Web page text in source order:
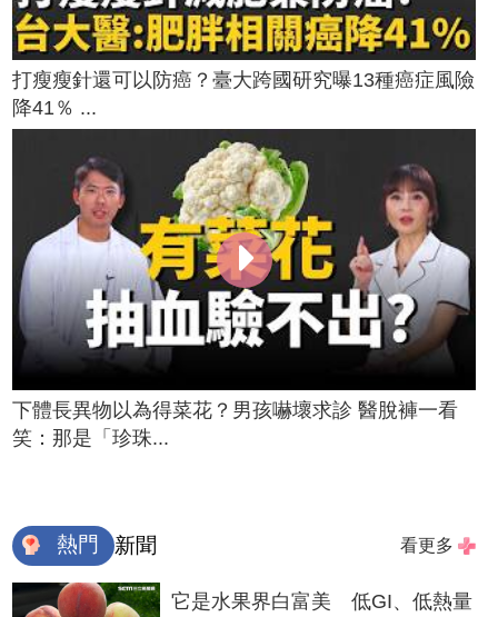
打瘦瘦針還可以防癌？臺大跨國研究曝13種癌症風險
降41％ ...
下體長異物以為得菜花？男孩嚇壞求診 醫脫褲一看
笑：那是「珍珠...
熱門 新聞 看更多
它是水果界白富美 低GI、低熱量